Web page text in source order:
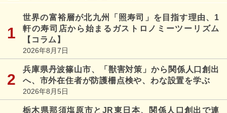
世界の富裕層が北九州「照寿司」を目指す理由、1
軒の寿司店から始まるガストロノミーツーリズム
【コラム】
2026年8月7日
兵庫県丹波篠山市、「獣害対策」から関係人口創出
へ、市外在住者が防護柵点検や、わな設置を学ぶ
2026年8月5日
栃木県那須塩原市とJR東日本、関係人口創出で連